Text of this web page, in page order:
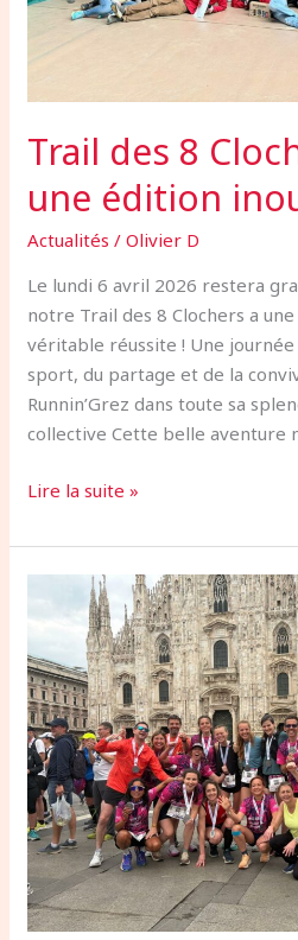
Trail des 8
une édition
Actualités /Olivier D
Le lundi 6 avril 2026 restera
notre Trail des 8 Clochers a
véritable réussite ! Une journée
sport, du partage et de la
Runnin’Grez dans toute sa
collective Cette belle aventure
Lire la suite »
Runnin’Grez
à